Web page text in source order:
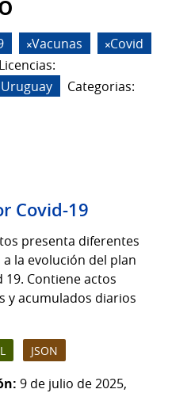
Vacunas
Covid
Licencias:
Categorias:
Covid-19
presenta diferentes
la evolución del plan
19. Contiene actos
y acumulados diarios
JSON
9 de julio de 2025,